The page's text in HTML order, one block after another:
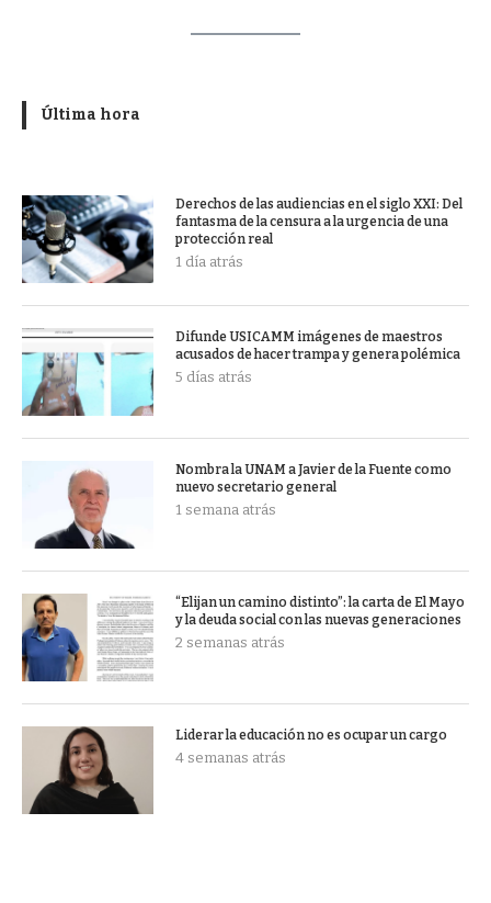
Última hora
Derechos de las audiencias en el siglo XXI: Del
fantasma de la censura a la urgencia de una
protección real
1 día atrás
Difunde USICAMM imágenes de maestros
acusados de hacer trampa y genera polémica
5 días atrás
Nombra la UNAM a Javier de la Fuente como
nuevo secretario general
1 semana atrás
“Elijan un camino distinto”: la carta de El Mayo
y la deuda social con las nuevas generaciones
2 semanas atrás
Liderar la educación no es ocupar un cargo
4 semanas atrás